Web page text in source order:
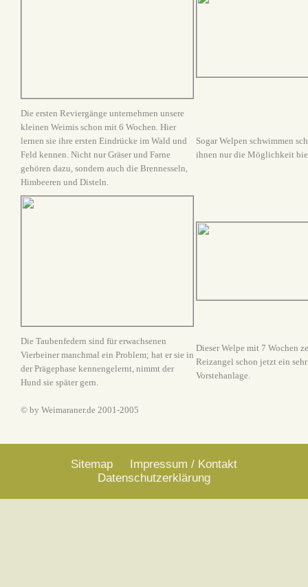
Die ersten Reviergänge unternehmen unsere
kleinen Weimis schon mit 6 Wochen. Hier
lernen sie ihre ersten Eindrücke im Wald und
Feld kennen. Nicht nur Gräser und Farne
gehören dazu, sondern auch die Brennesseln,
Himbeeren und Disteln.
Sogar Welpen schwimmen
ihnen nur die Möglichkeit
Die Taubenfedern sind für erwachsenen
Vierbeiner manchmal ein Problem; hat er sie in
der Prägephase kennengelernt, nimmt der
Hund sie später gern.
Dieser Welpe mit 7 Wochen
Reizangel schon jetzt ein
Vorstehanlage.
© by Weimaraner.de 2001-2005
Sitemap
Impressum / Kontakt
Datenschutzerklärung